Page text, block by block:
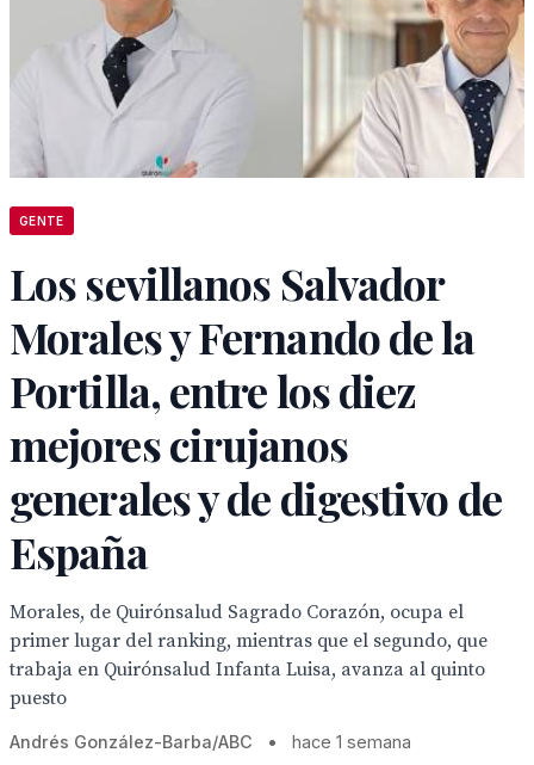
GENTE
Los sevillanos Salvador
Morales y Fernando de la
Portilla, entre los diez
mejores cirujanos
generales y de digestivo de
España
Morales, de Quirónsalud Sagrado Corazón, ocupa el
primer lugar del ranking, mientras que el segundo, que
trabaja en Quirónsalud Infanta Luisa, avanza al quinto
puesto
Andrés González-Barba/ABC • hace 1 semana